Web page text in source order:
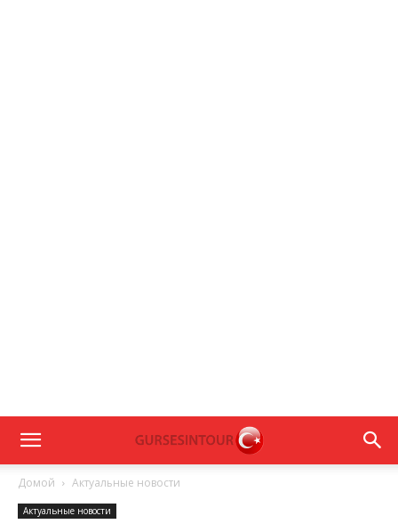
Домой Актуальные новости
Актуальные новости